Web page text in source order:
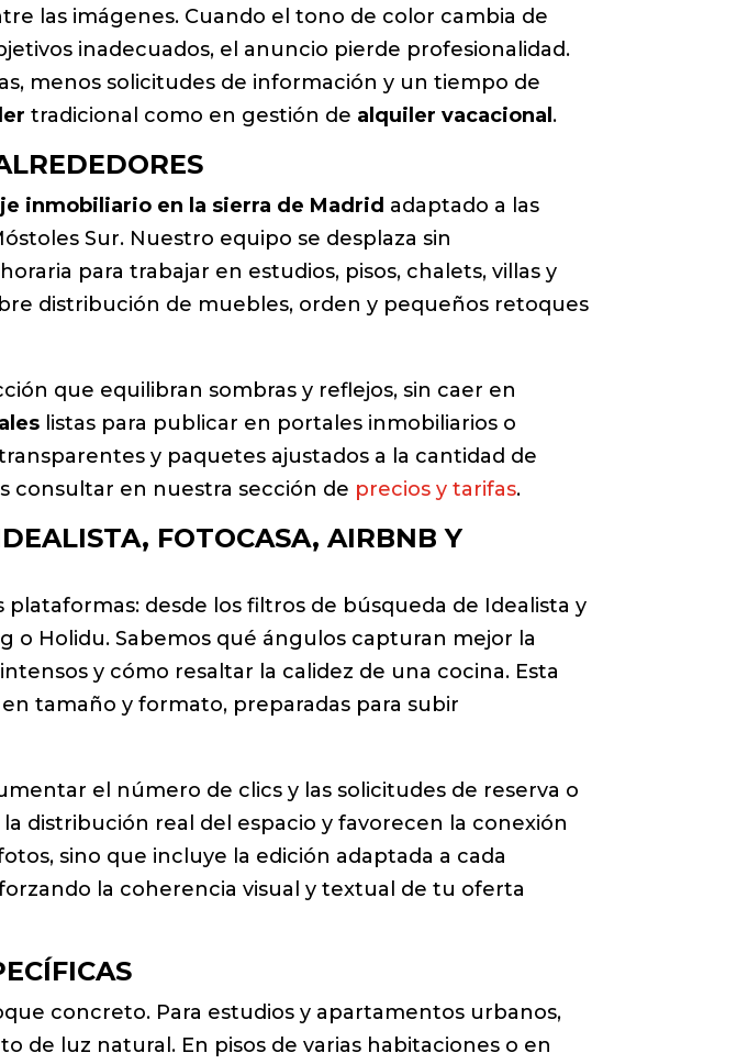
las imágenes. Cuando el tono de color cambia de
inadecuados, el anuncio pierde profesionalidad.
menos solicitudes de información y un tiempo de
tradicional como en gestión de alquiler vacacional.
inmobiliario en la sierra de Madrid adaptado a las
Sur. Nuestro equipo se desplaza sin
para trabajar en estudios, pisos, chalets, villas y
distribución de muebles, orden y pequeños retoques
que equilibran sombras y reflejos, sin caer en
listas para publicar en portales inmobiliarios o
y paquetes ajustados a la cantidad de
consultar en nuestra sección de precios y tarifas.
FOTOCASA, AIRBNB Y
desde los filtros de búsqueda de Idealista y
o Holidu. Sabemos qué ángulos capturan mejor la
y cómo resaltar la calidez de una cocina. Esta
tamaño y formato, preparadas para subir
el número de clics y las solicitudes de reserva o
distribución real del espacio y favorecen la conexión
sino que incluye la edición adaptada a cada
la coherencia visual y textual de tu oferta
concreto. Para estudios y apartamentos urbanos,
de luz natural. En pisos de varias habitaciones o en